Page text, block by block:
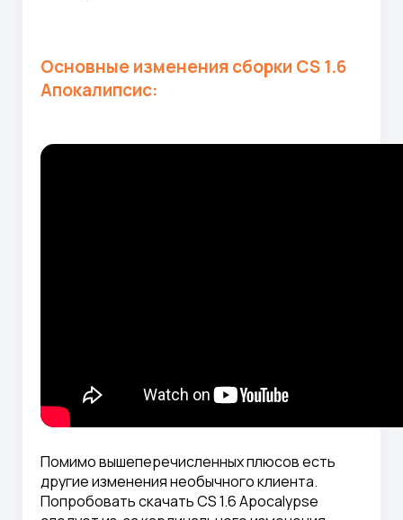
Основные изменения сборки CS 1.6
Апокалипсис:
Помимо вышеперечисленных плюсов есть
другие изменения необычного клиента.
Попробовать скачать CS 1.6 Apocalypse